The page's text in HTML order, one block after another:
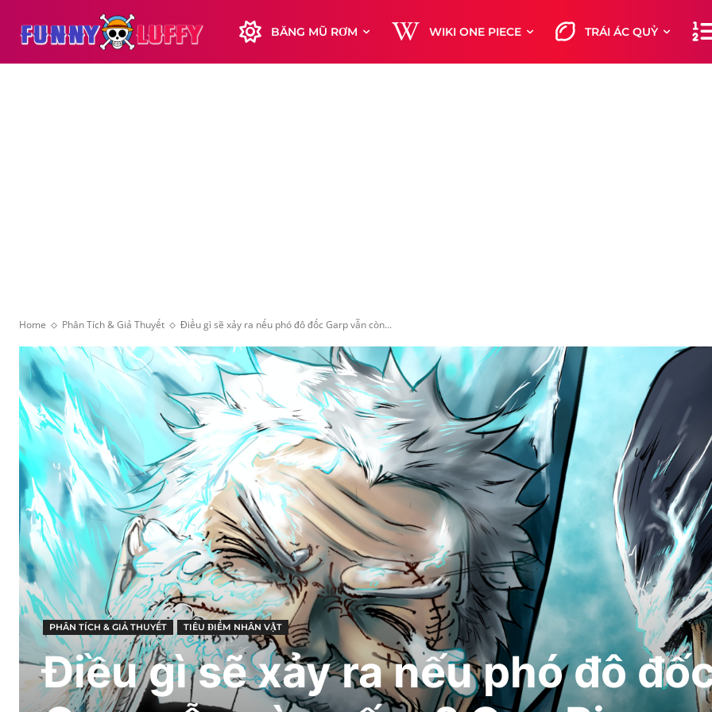
BĂNG MŨ RƠM WIKI ONE PIECE TRÁI ÁC QUỶ
Home Phân Tích & Giả Thuyết Điều gì sẽ xảy ra nếu phó đô đốc Garp vẫn còn...
PHÂN TÍCH & GIẢ THUYẾT TIÊU ĐIỂM NHÂN VẬT
Điều gì sẽ xảy ra nếu phó đô